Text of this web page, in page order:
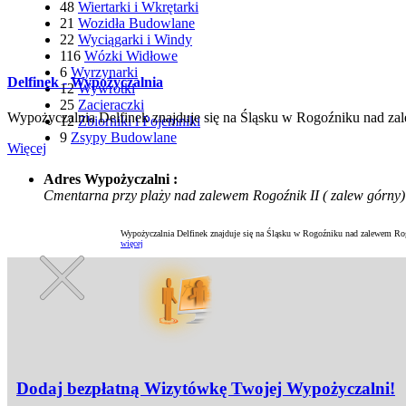
48 Wiertarki i Wkrętarki
21 Wozidła Budowlane
22 Wyciągarki i Windy
116 Wózki Widłowe
6 Wyrzynarki
12 Wywrotki
25 Zacieraczki
12 Zbiorniki i Pojemniki
9 Zsypy Budowlane
Delfinek - Wypożyczalnia
Wypożyczalnia Delfinek znajduje się na Śląsku w Rogoźniku nad
Więcej
Adres Wypożyczalni :
Cmentarna przy plaży nad zalewem Rogoźnik II ( zalew
Wypożyczalnia Delfinek znajduje się na Śląsku w Rogoźniku nad zalewem
więcej
Dodaj bezpłatną Wizytówkę Twojej Wypożyczalni!